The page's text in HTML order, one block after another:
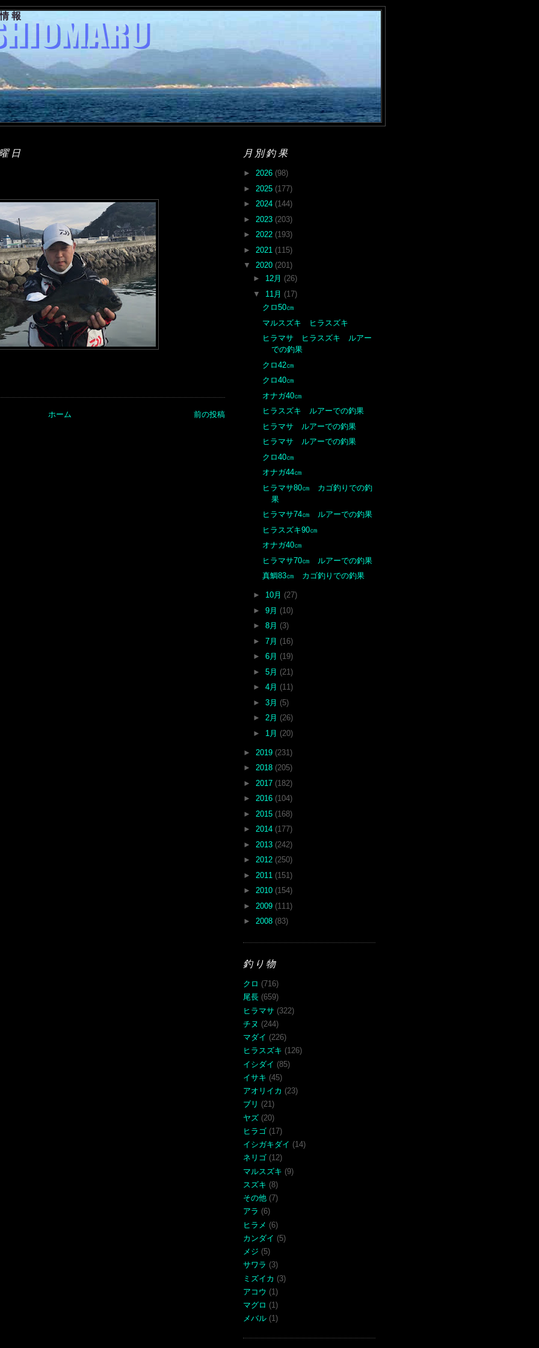
報
日
前の投稿
ホーム
月別釣果
► 2026 (98)
► 2025 (177)
► 2024 (144)
► 2023 (203)
► 2022 (193)
► 2021 (115)
▼ 2020 (201)
► 12月 (26)
▼ 11月 (17)
クロ50㎝
マルスズキ ヒラスズキ
ヒラマサ ヒラスズキ ルアー
での釣果
クロ42㎝
クロ40㎝
オナガ40㎝
ヒラスズキ ルアーでの釣果
ヒラマサ ルアーでの釣果
ヒラマサ ルアーでの釣果
クロ40㎝
オナガ44㎝
ヒラマサ80㎝ カゴ釣りでの釣
果
ヒラマサ74㎝ ルアーでの釣果
ヒラスズキ90㎝
オナガ40㎝
ヒラマサ70㎝ ルアーでの釣果
真鯛83㎝ カゴ釣りでの釣果
► 10月 (27)
► 9月 (10)
► 8月 (3)
► 7月 (16)
► 6月 (19)
► 5月 (21)
► 4月 (11)
► 3月 (5)
► 2月 (26)
► 1月 (20)
► 2019 (231)
► 2018 (205)
► 2017 (182)
► 2016 (104)
► 2015 (168)
► 2014 (177)
► 2013 (242)
► 2012 (250)
► 2011 (151)
► 2010 (154)
► 2009 (111)
► 2008 (83)
釣り物
クロ (716)
尾長 (659)
ヒラマサ (322)
チヌ (244)
マダイ (226)
ヒラスズキ (126)
イシダイ (85)
イサキ (45)
アオリイカ (23)
ブリ (21)
ヤズ (20)
ヒラゴ (17)
イシガキダイ (14)
ネリゴ (12)
マルスズキ (9)
スズキ (8)
その他 (7)
アラ (6)
ヒラメ (6)
カンダイ (5)
メジ (5)
サワラ (3)
ミズイカ (3)
アコウ (1)
マグロ (1)
メバル (1)